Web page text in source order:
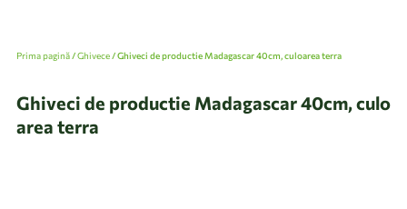
Prima pagină/Ghivece/ Ghiveci de productie Madagascar 40cm, culoarea terra
Ghiveci de productie Madagascar 40cm, culo
area terra